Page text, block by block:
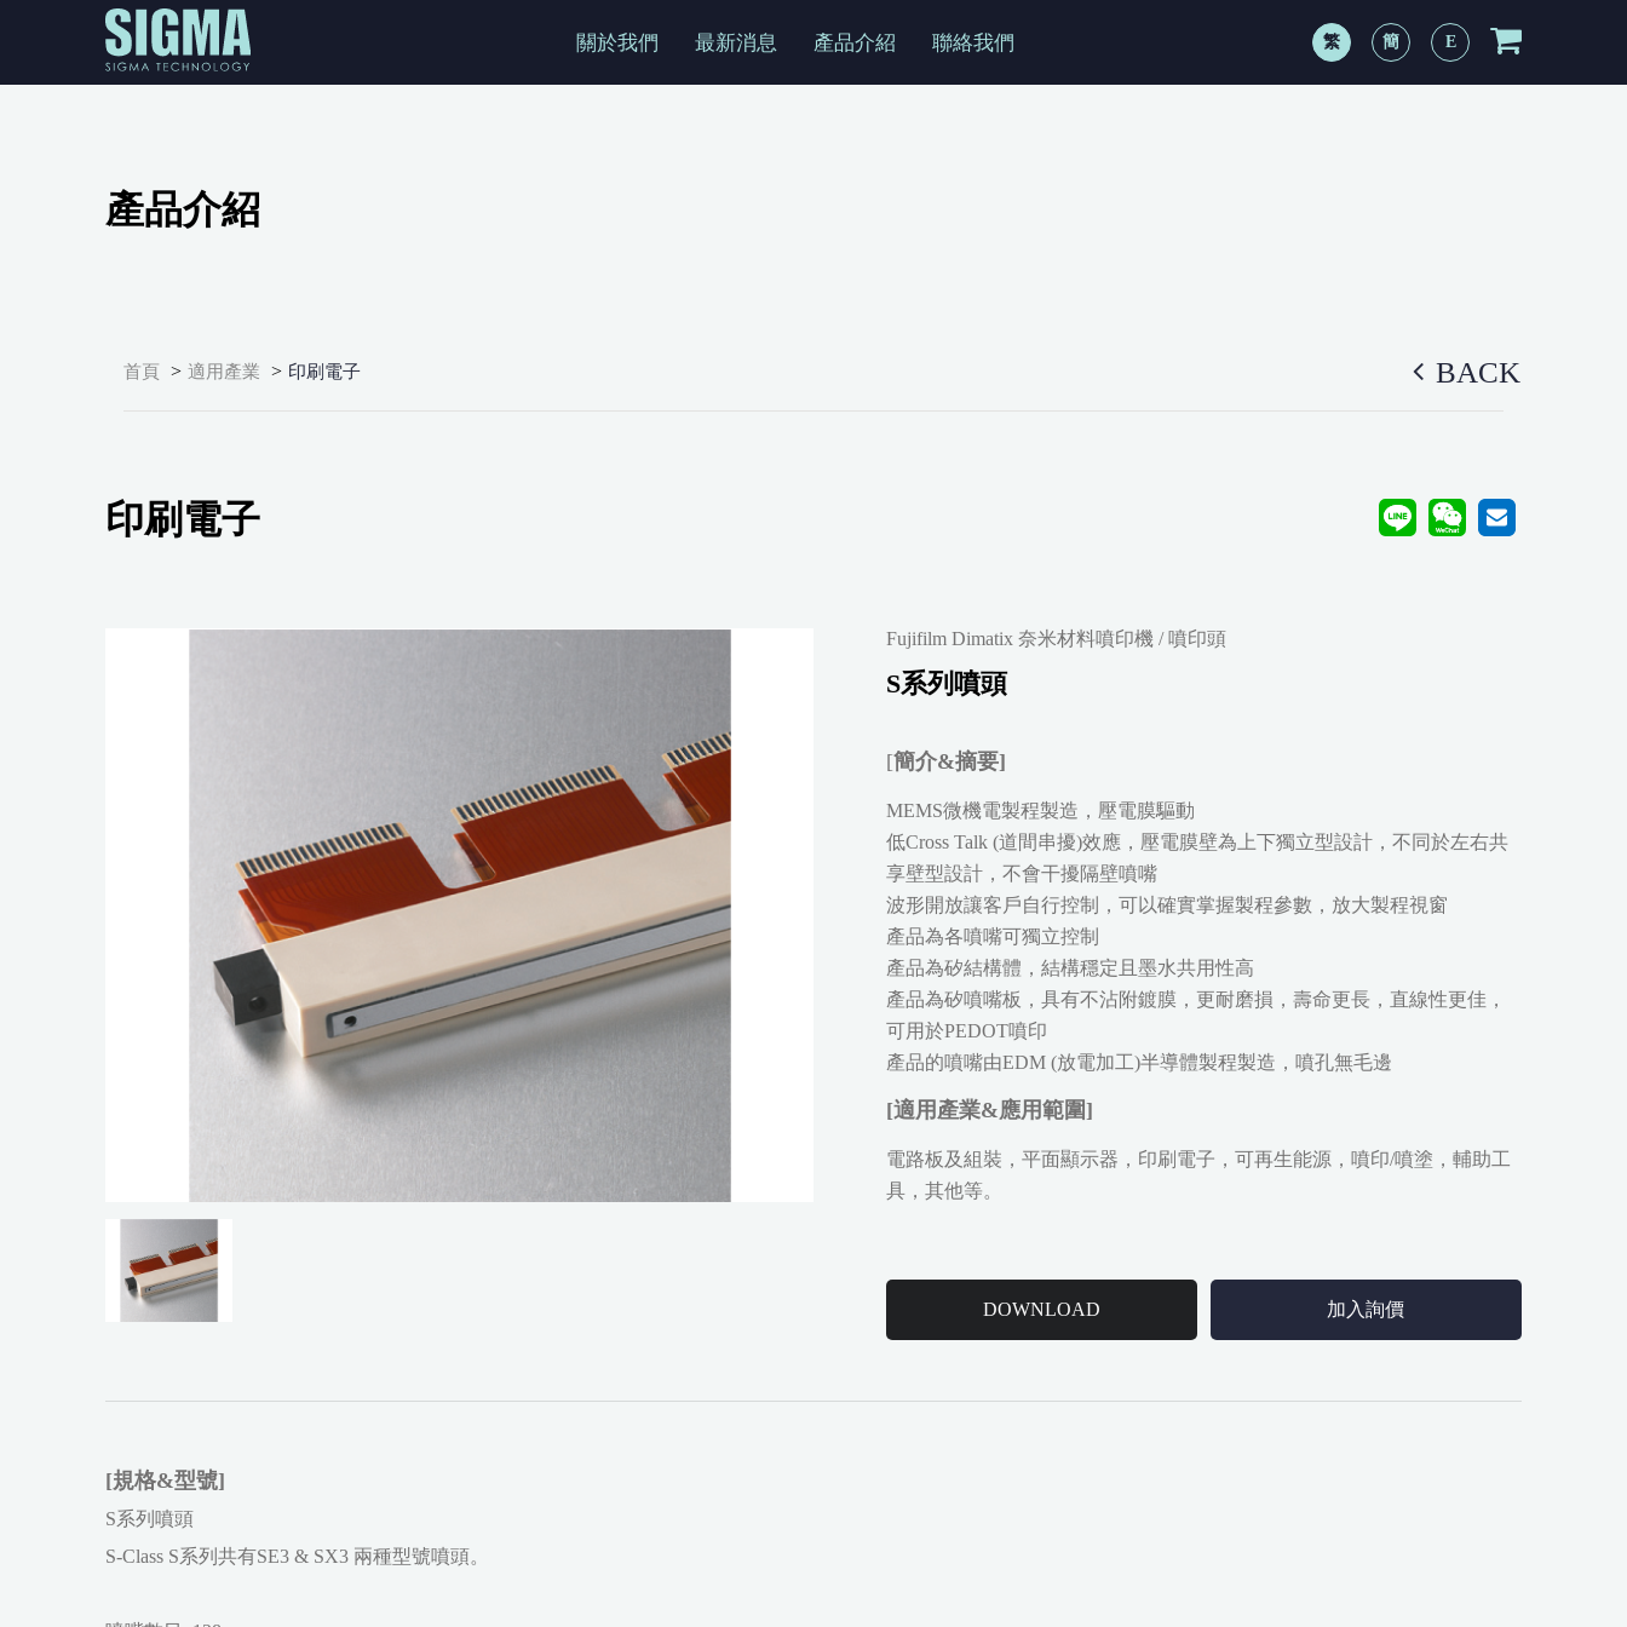
關於我們 最新消息 產品介紹 聯絡我們 繁 簡 E
產品介紹
首頁 > 適用產業 > 印刷電子 BACK
印刷電子
Fujifilm Dimatix 奈米材料噴印機 / 噴印頭
S系列噴頭
[簡介&摘要]
MEMS微機電製程製造，壓電膜驅動
低Cross Talk (道間串擾)效應，壓電膜壁為上下獨立型設計，不同於左右共
享壁型設計，不會干擾隔壁噴嘴
波形開放讓客戶自行控制，可以確實掌握製程參數，放大製程視窗
產品為各噴嘴可獨立控制
產品為矽結構體，結構穩定且墨水共用性高
產品為矽噴嘴板，具有不沾附鍍膜，更耐磨損，壽命更長，直線性更佳，
可用於PEDOT噴印
產品的噴嘴由EDM (放電加工)半導體製程製造，噴孔無毛邊
[適用產業&應用範圍]
電路板及組裝，平面顯示器，印刷電子，可再生能源，噴印/噴塗，輔助工
具，其他等。
DOWNLOAD 加入詢價
[規格&型號]
S系列噴頭
S-Class S系列共有SE3 & SX3 兩種型號噴頭。